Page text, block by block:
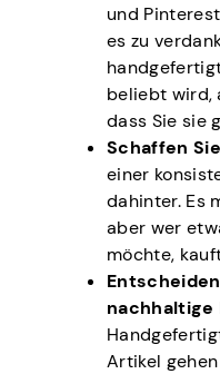
und
es zu
beliebt wird,
dass Sie sie
Schaffen
einer
dahinter. Es
aber wer
möchte,
nachhaltige
Artikel